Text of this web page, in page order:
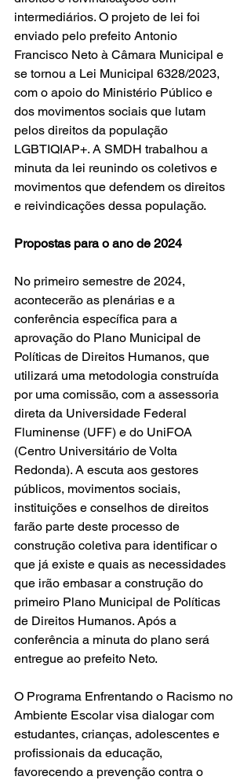
intermediários. O projeto de lei foi
enviado pelo prefeito Antonio
Francisco Neto à Câmara Municipal e
se tornou a Lei Municipal 6328/2023,
com o apoio do Ministério Público e
dos movimentos sociais que lutam
pelos direitos da população
LGBTIQIAP+. A SMDH trabalhou a
minuta da lei reunindo os coletivos e
movimentos que defendem os direitos
e reivindicações dessa população.
Propostas para o ano de 2024
No primeiro semestre de 2024,
acontecerão as plenárias e a
conferência específica para a
aprovação do Plano Municipal de
Políticas de Direitos Humanos, que
utilizará uma metodologia construída
por uma comissão, com a assessoria
direta da Universidade Federal
Fluminense (UFF) e do UniFOA
(Centro Universitário de Volta
Redonda). A escuta aos gestores
públicos, movimentos sociais,
instituições e conselhos de direitos
farão parte deste processo de
construção coletiva para identificar o
que já existe e quais as necessidades
que irão embasar a construção do
primeiro Plano Municipal de Políticas
de Direitos Humanos. Após a
conferência a minuta do plano será
entregue ao prefeito Neto.
O Programa Enfrentando o Racismo no
Ambiente Escolar visa dialogar com
estudantes, crianças, adolescentes e
profissionais da educação,
favorecendo a prevenção contra o